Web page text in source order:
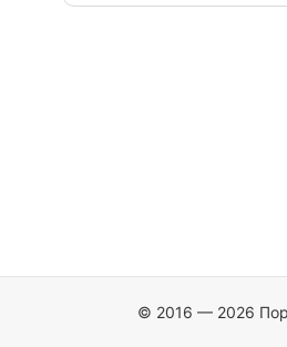
© 2016 — 2026